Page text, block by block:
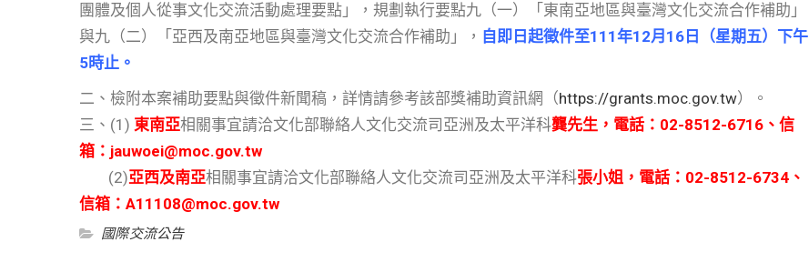
團體及個人從事文化交流活動處理要點」，規劃執行要點九（一）「東南亞地區與臺灣文化交流合作補助」
與九（二）「亞西及南亞地區與臺灣文化交流合作補助」， 自即日起徵件至111年12月16日（星期五）下午
5時止。
二、檢附本案補助要點與徵件新聞稿，詳情請參考該部獎補助資訊網（https://grants.moc.gov.tw）。
三、(1) 東南亞相關事宜請洽文化部聯絡人文化交流司亞洲及太平洋科龔先生，電話：02-8512-6716、信
箱：jauwoei@moc.gov.tw
(2)亞西及南亞相關事宜請洽文化部聯絡人文化交流司亞洲及太平洋科張小姐，電話：02-8512-6734、
信箱：A11108@moc.gov.tw
國際交流公告